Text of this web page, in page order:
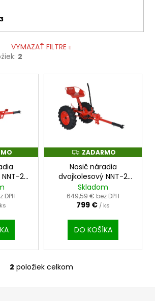
VYMAZAŤ FILTRE
2
2
DPH
Z
A
D
A
R
M
O
ZADARMO
Nosič náradia
dvojkolesový NNT-2
5x12
Skladom
649,59 € bez DPH
799 € / ks
DO KOŠÍKA
O
v
2 položiek celkom